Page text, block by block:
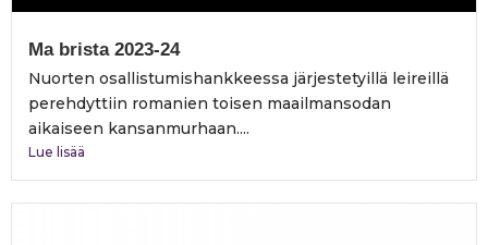
Ma brista 2023-24
Nuorten osallistumishankkeessa järjestetyillä leireillä
perehdyttiin romanien toisen maailmansodan
aikaiseen kansanmurhaan....
Lue lisää